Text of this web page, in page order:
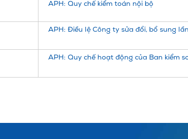
APH: Quy chế kiểm toán nội bộ
APH: Điều lệ Công ty sửa đổi, bổ sung
APH: Quy chế hoạt động của Ban kiểm